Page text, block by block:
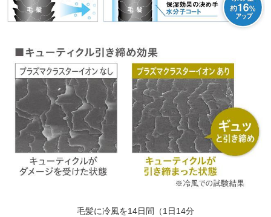
毛髪に冷風を14日間（1日14分